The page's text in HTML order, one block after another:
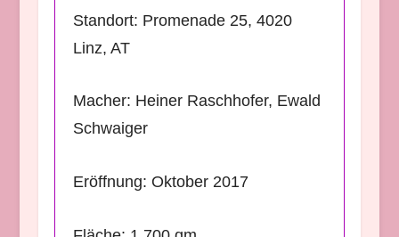
Standort: Promenade 25, 4020
Linz, AT
Macher: Heiner Raschhofer, Ewald
Schwaiger
Eröffnung: Oktober 2017